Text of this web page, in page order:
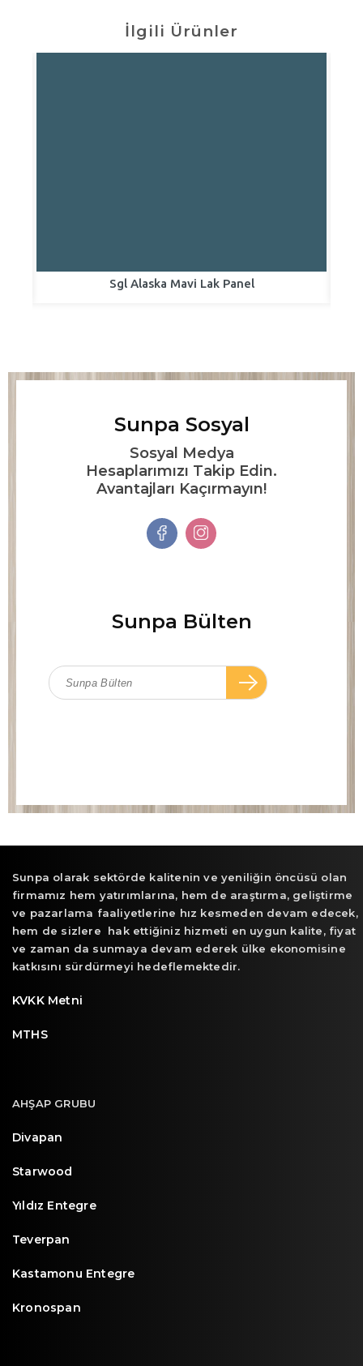
İlgili Ürünler
Sgl Alaska Mavi Lak Panel
Sunpa Sosyal
Sosyal Medya
Hesaplarımızı Takip Edin.
Avantajları Kaçırmayın!
Sunpa Bülten
Sunpa olarak sektörde kalitenin ve yeniliğin öncüsü olan
firmamız hem yatırımlarına, hem de araştırma, geliştirme
ve pazarlama faaliyetlerine hız kesmeden devam edecek,
hem de sizlere hak ettiğiniz hizmeti en uygun kalite, fiyat
ve zaman da sunmaya devam ederek ülke ekonomisine
katkısını sürdürmeyi hedeflemektedir.
KVKK Metni
MTHS
AHŞAP GRUBU
Divapan
Starwood
Yıldız Entegre
Teverpan
Kastamonu Entegre
Kronospan